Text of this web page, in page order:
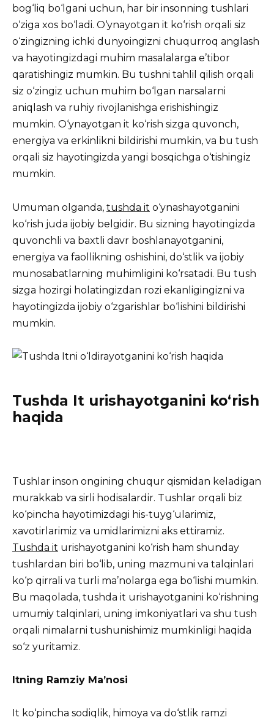
bog‘liq bo‘lgani uchun, har bir insonning tushlari
o‘ziga xos bo‘ladi. O‘ynayotgan it ko‘rish orqali siz
o‘zingizning ichki dunyoingizni chuqurroq anglash
va hayotingizdagi muhim masalalarga e’tibor
qaratishingiz mumkin. Bu tushni tahlil qilish orqali
siz o‘zingiz uchun muhim bo‘lgan narsalarni
aniqlash va ruhiy rivojlanishga erishishingiz
mumkin. O‘ynayotgan it ko‘rish sizga quvonch,
energiya va erkinlikni bildirishi mumkin, va bu tush
orqali siz hayotingizda yangi bosqichga o‘tishingiz
mumkin.
Umuman olganda, tushda it o‘ynashayotganini
ko‘rish juda ijobiy belgidir. Bu sizning hayotingizda
quvonchli va baxtli davr boshlanayotganini,
energiya va faollikning oshishini, do‘stlik va ijobiy
munosabatlarning muhimligini ko‘rsatadi. Bu tush
sizga hozirgi holatingizdan rozi ekanligingizni va
hayotingizda ijobiy o‘zgarishlar bo‘lishini bildirishi
mumkin.
Tushda It urishayotganini ko‘rish
haqida
Tushlar inson ongining chuqur qismidan keladigan
murakkab va sirli hodisalardir. Tushlar orqali biz
ko‘pincha hayotimizdagi his-tuyg‘ularimiz,
xavotirlarimiz va umidlarimizni aks ettiramiz.
Tushda it urishayotganini ko‘rish ham shunday
tushlardan biri bo‘lib, uning mazmuni va talqinlari
ko‘p qirrali va turli ma’nolarga ega bo‘lishi mumkin.
Bu maqolada, tushda it urishayotganini ko‘rishning
umumiy talqinlari, uning imkoniyatlari va shu tush
orqali nimalarni tushunishimiz mumkinligi haqida
so‘z yuritamiz.
Itning Ramziy Ma’nosi
It ko‘pincha sodiqlik, himoya va do‘stlik ramzi